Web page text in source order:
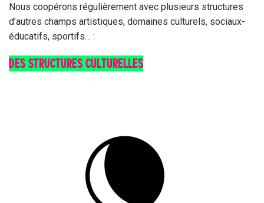
Nous coopérons régulièrement avec plusieurs structures
d’autres champs artistiques, domaines culturels, sociaux-
éducatifs, sportifs… :
DES STRUCTURES CULTURELLES